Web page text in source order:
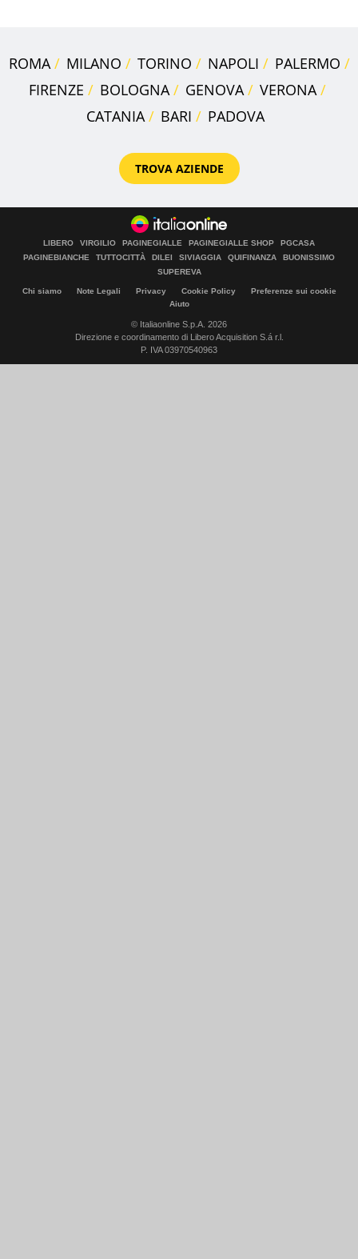
ROMA MILANO TORINO NAPOLI
PALERMO
FIRENZE
BOLOGNA GENOVA
VERONA
CATANIA
BARI PADOVA
TROVA AZIENDE
LIBERO VIRGILIO PAGINEGIALLE PAGINEGIALLE SHOP
PGCASA
PAGINEBIANCHE
TUTTOCITTÀ DILEI SIVIAGGIA QUIFINANZA
BUONISSIMO
SUPEREVA
Chi siamo Note Legali Privacy Cookie Policy
Preferenze sui cookie
Aiuto
© Italiaonline S.p.A. 2026
Direzione e coordinamento di Libero Acquisition S.á r.l.
P. IVA 03970540963